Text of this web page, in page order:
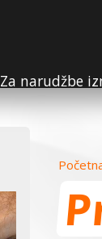
Za narudžbe